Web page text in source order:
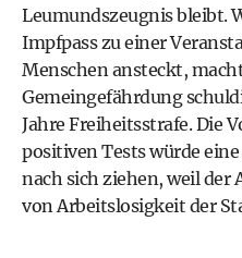
Leumundszeugnis bleibt.
Impfpass zu einer
Menschen ansteckt,
Gemeingefährdung
Jahre Freiheitsstrafe. Die
positiven Tests würde
nach sich ziehen, weil der
von Arbeitslosigkeit der